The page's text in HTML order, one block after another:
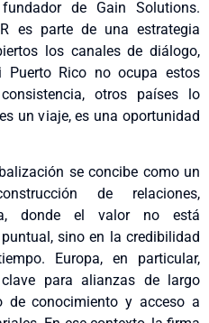
de Gain Solutions.
es parte de una estrategia
los canales de diálogo,
Puerto Rico no ocupa estos
otros países lo
un viaje, es una oportunidad
se concibe como un
de relaciones,
donde el valor no está
sino en la credibilidad
Europa, en particular,
para alianzas de largo
de conocimiento y acceso a